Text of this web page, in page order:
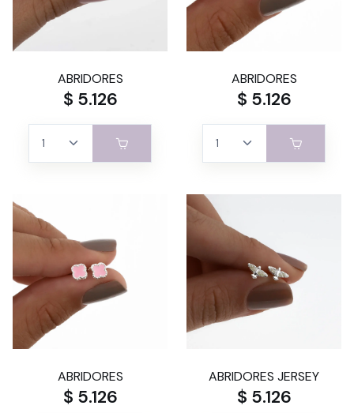
ABRIDORES
$ 5.126
ABRIDORES
$ 5.126
ABRIDORES
$ 5.126
ABRIDORES JERSEY
$ 5.126